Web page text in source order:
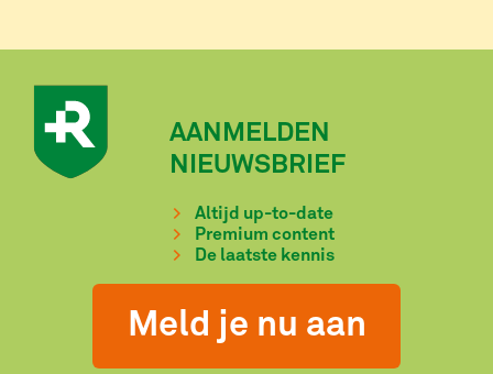
AANMELDEN
NIEUWSBRIEF
Altijd up-to-date
Premium content
De laatste kennis
Meld je nu aan